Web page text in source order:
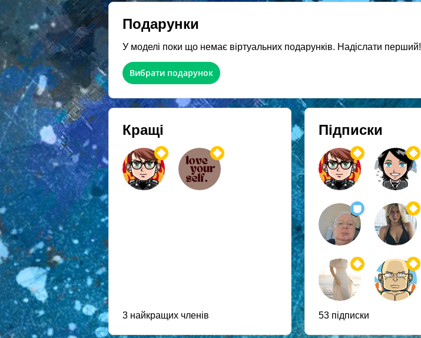
Подарунки
У моделі поки що немає віртуальних подарунків. Надіслати перший!
Вибрати подарунок
Кращі
3 найкращих членів
Підписки
53 підписки